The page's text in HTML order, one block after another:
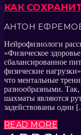
КАК
АНТОН ЕФРЕМОВ
Нейрофизиологи
«Физическое
сбалансированное
физические
что ментальные
разнообразными. Так,
шахматы являются
задействованы одни
READ MORE